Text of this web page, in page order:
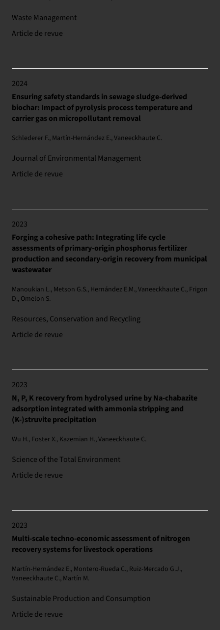
Waste Management
Article de revue
2024
Ensuring safety standards in sewage sludge-derived
biochar: Impact of pyrolysis process temperature and
carrier gas on micropollutant removal
Schlederer F., Martín-Hernández E., Vaneeckhaute C.
Journal of Environmental Management
Article de revue
2023
Forging a cohesive path: Integrating life cycle
assessments of primary-origin phosphorus fertilizer
production and secondary-origin recovery from municipal
wastewater
Manoukian L., Metson G.S., Hernández E.M., Vaneeckhaute C., Frigon
D., Omelon S.
Resources, Conservation and Recycling
Article de revue
2023
N, P, K recovery from hydrolysed urine by Na-chabazite
adsorption integrated with ammonia stripping and
(K-)struvite precipitation
Wu H., Foster X., Kazemian H., Vaneeckhaute C.
Science of the Total Environment
Article de revue
2023
Multi-scale techno-economic assessment of nitrogen
recovery systems for livestock operations
Martín-Hernández E., Montero-Rueda C., Ruiz-Mercado G.J.,
Vaneeckhaute C., Martín M.
Sustainable Production and Consumption
Article de revue